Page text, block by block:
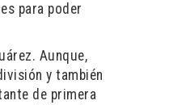
para poder
Aunque,
y también
de primera